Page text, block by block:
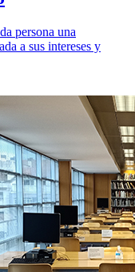
persona una
a sus intereses y